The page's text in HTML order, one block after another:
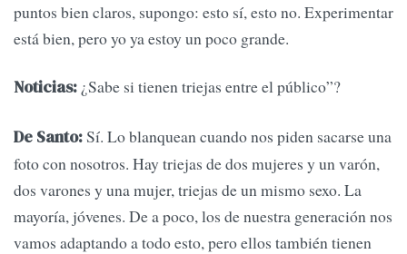
puntos bien claros, supongo: esto sí, esto no. Experimentar
está bien, pero yo ya estoy un poco grande.
Noticias: ¿Sabe si tienen triejas entre el público”?
De Santo:Sí. Lo blanquean cuando nos piden sacarse una
foto con nosotros. Hay triejas de dos mujeres y un varón,
dos varones y una mujer, triejas de un mismo sexo. La
mayoría, jóvenes. De a poco, los de nuestra generación nos
vamos adaptando a todo esto, pero ellos también tienen